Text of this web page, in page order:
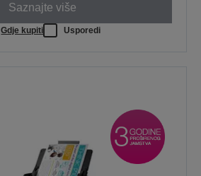
Saznajte više
Gdje kupiti Usporedi